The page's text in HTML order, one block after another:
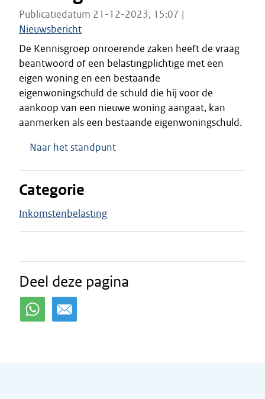
Publicatiedatum 21-12-2023, 15:07 |
Nieuwsbericht
De Kennisgroep onroerende zaken heeft de vraag
beantwoord of een belastingplichtige met een
eigen woning en een bestaande
eigenwoningschuld de schuld die hij voor de
aankoop van een nieuwe woning aangaat, kan
aanmerken als een bestaande eigenwoningschuld.
Naar het standpunt
Categorie
Inkomstenbelasting
Deel deze pagina